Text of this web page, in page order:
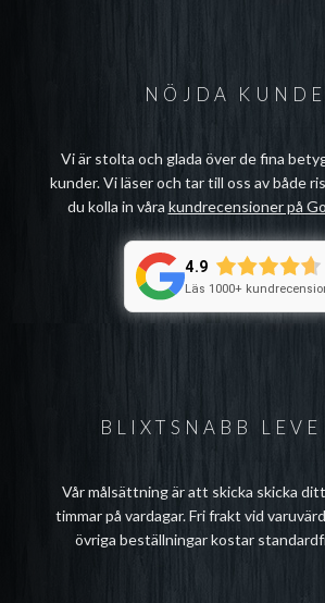
BLIXTSNABB
Vår målsättning är att skicka skicka
timmar på vardagar. Fri frakt vid
övriga beställningar kostar
NÖJDA
Vi är stolta och glada över de fina
kunder. Vi läser och tar till oss av både
du kolla in våra kundrecensioner på
4.9
Läs 1000+